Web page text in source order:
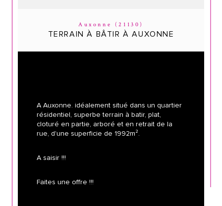
Auxonne (21130)
TERRAIN À BÂTIR À AUXONNE
A Auxonne. idéalement situé dans un quartier
résidentiel, superbe terrain à batir, plat,
cloturé en partie, arboré et en retrait de la
rue, d'une superficie de 1992m².
A saisir !!!
Faites une offre !!!